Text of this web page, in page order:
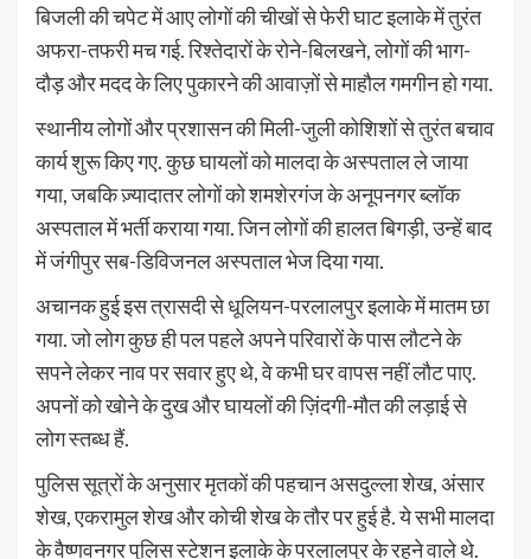
बिजली की चपेट में आए लोगों की चीखों से फेरी घाट इलाके में तुरंत
अफरा-तफरी मच गई. रिश्तेदारों के रोने-बिलखने, लोगों की भाग-
दौड़ और मदद के लिए पुकारने की आवाज़ों से माहौल गमगीन हो गया.
स्थानीय लोगों और प्रशासन की मिली-जुली कोशिशों से तुरंत बचाव
कार्य शुरू किए गए. कुछ घायलों को मालदा के अस्पताल ले जाया
गया, जबकि ज़्यादातर लोगों को शमशेरगंज के अनूपनगर ब्लॉक
अस्पताल में भर्ती कराया गया. जिन लोगों की हालत बिगड़ी, उन्हें बाद
में जंगीपुर सब-डिविजनल अस्पताल भेज दिया गया.
अचानक हुई इस त्रासदी से धूलियन-परलालपुर इलाके में मातम छा
गया. जो लोग कुछ ही पल पहले अपने परिवारों के पास लौटने के
सपने लेकर नाव पर सवार हुए थे, वे कभी घर वापस नहीं लौट पाए.
अपनों को खोने के दुख और घायलों की ज़िंदगी-मौत की लड़ाई से
लोग स्तब्ध हैं.
पुलिस सूत्रों के अनुसार मृतकों की पहचान असदुल्ला शेख, अंसार
शेख, एकरामुल शेख और कोची शेख के तौर पर हुई है. ये सभी मालदा
के वैष्णवनगर पुलिस स्टेशन इलाके के परलालपुर के रहने वाले थे.